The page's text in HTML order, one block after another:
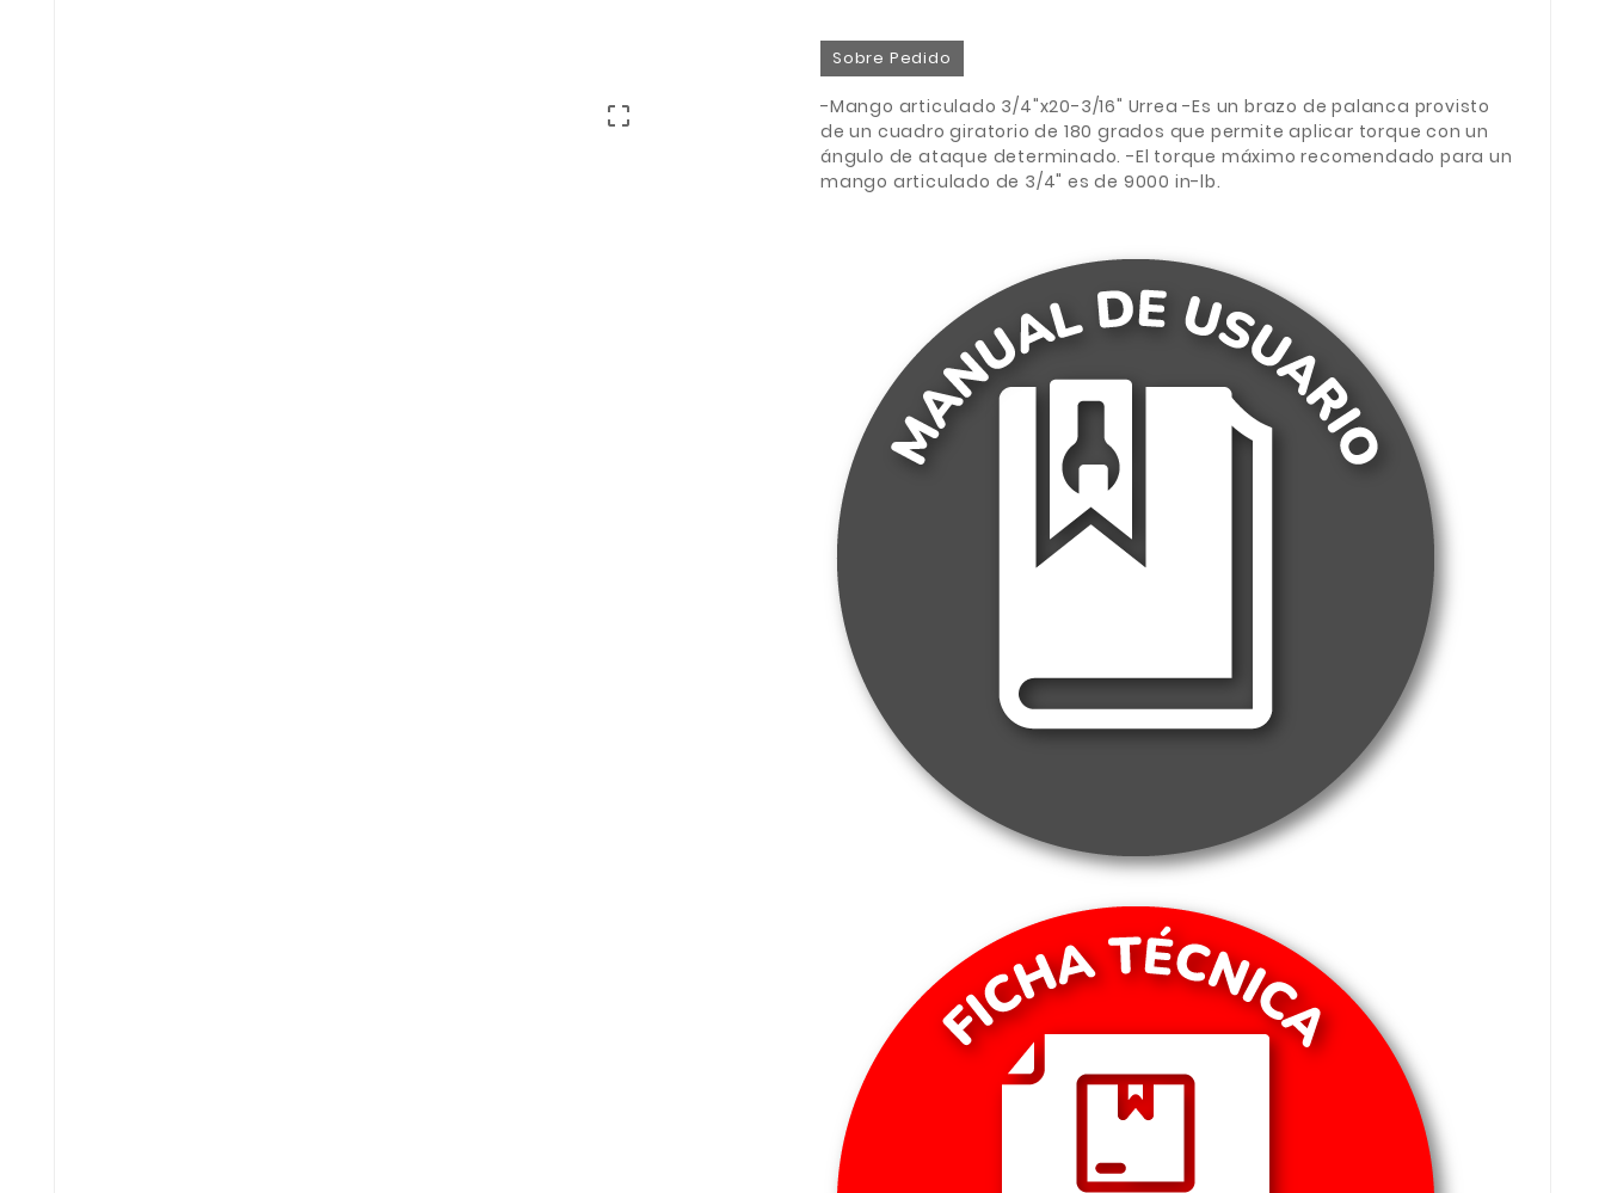

Sobre Pedido
-Mango articulado 3/4"x20-3/16" Urrea -Es un brazo de palanca provisto
de un cuadro giratorio de 180 grados que permite aplicar torque con un
ángulo de ataque determinado. -El torque máximo recomendado para un
mango articulado de 3/4" es de 9000 in-lb.